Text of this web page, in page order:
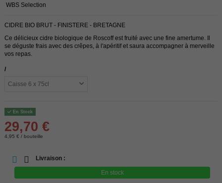
WBS Selection
CIDRE BIO BRUT - FINISTERE - BRETAGNE
Ce délicieux cidre biologique de Roscoff est fruité avec une fine amertume. Il
se déguste frais avec des crêpes, à l'apéritif et saura accompagner à merveille
vos repas.
/
En Stock
29,70 €
4,95 € / bouteille
Livraison :
En stock